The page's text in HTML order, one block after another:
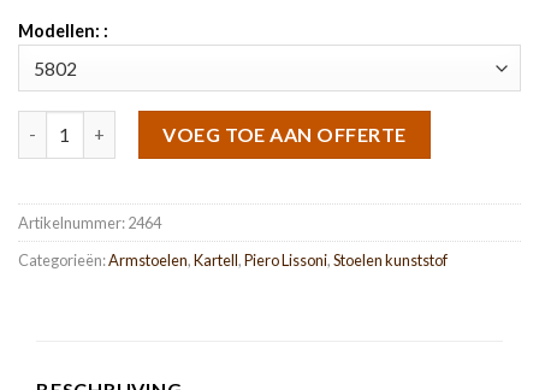
Modellen: :
VOEG TOE AAN OFFERTE
Artikelnummer:2464
Categorieën:Armstoelen,Kartell,Piero Lissoni,Stoelen kunststof